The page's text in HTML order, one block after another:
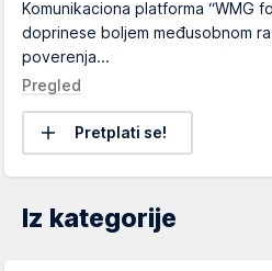
Komunikaciona platforma “WMG
doprinese boljem međusobnom
poverenja...
Pregled
Pretplati se!
Iz kategorije